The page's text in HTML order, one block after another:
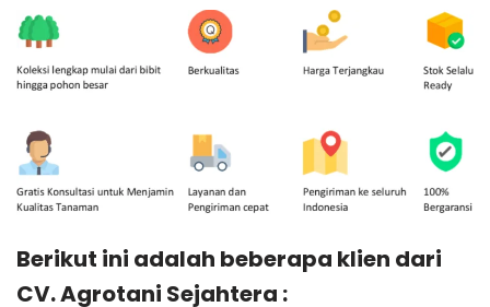
Berikut ini adalah beberapa klien dari
CV. Agrotani Sejahtera :